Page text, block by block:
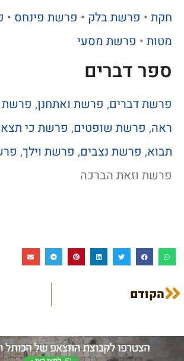
חקת • פרשת בלק • פרשת פינחס •
מטות • פרשת מסעי
ספר דברים
פרשת דברים, פרשת ואתחנן,
ראה, פרשת שופטים, פרשת כי תצא
תבוא, פרשת נצבים, פרשת וילך,
פרשת וזאת הברכה
הקודם